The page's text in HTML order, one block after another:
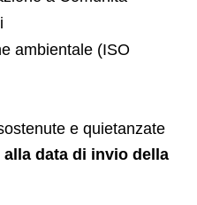
ambientale (ISO
e quietanzate
alla data di invio della